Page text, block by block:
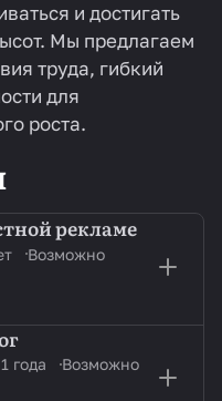
и достигать
Мы предлагаем
труда, гибкий
для
роста.
рекламе
Возможно
года
Возможно